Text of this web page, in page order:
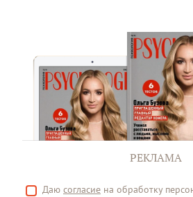
РЕКЛАМА
Даю согласие на обработку